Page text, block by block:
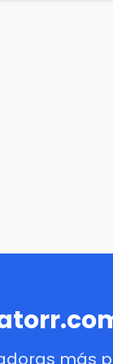
más